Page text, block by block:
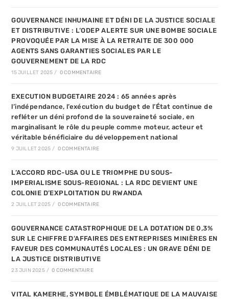
GOUVERNANCE INHUMAINE ET DÉNI DE LA JUSTICE SOCIALE
ET DISTRIBUTIVE : L’ODEP ALERTE SUR UNE BOMBE SOCIALE
PROVOQUÉE PAR LA MISE À LA RETRAITE DE 300 000
AGENTS SANS GARANTIES SOCIALES PAR LE
GOUVERNEMENT DE LA RDC
15 JUILLET 2025 / 0 COMMENTAIRE
EXECUTION BUDGETAIRE 2024 : 65 années après
l’indépendance, l’exécution du budget de l’État continue de
refléter un déni profond de la souveraineté sociale, en
marginalisant le rôle du peuple comme moteur, acteur et
véritable bénéficiaire du développement national
9 JUILLET 2025 / 0 COMMENTAIRE
L’ACCORD RDC-USA OU LE TRIOMPHE DU SOUS-
IMPERIALISME SOUS-REGIONAL : LA RDC DEVIENT UNE
COLONIE D’EXPLOITATION DU RWANDA
2 JUILLET 2025 / 0 COMMENTAIRE
GOUVERNANCE CATASTROPHIQUE DE LA DOTATION DE 0,3%
SUR LE CHIFFRE D’AFFAIRES DES ENTREPRISES MINIÈRES EN
FAVEUR DES COMMUNAUTÉS LOCALES : UN GRAVE DÉNI DE
LA JUSTICE DISTRIBUTIVE
23 JUIN 2025 / 0 COMMENTAIRE
VITAL KAMERHE, SYMBOLE ÉMBLÉMATIQUE DE LA MAUVAISE